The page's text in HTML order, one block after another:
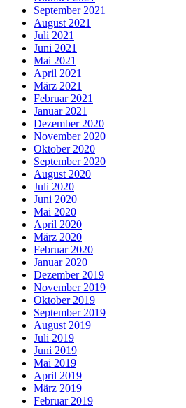
September 2021
August 2021
Juli 2021
Juni 2021
Mai 2021
April 2021
März 2021
Februar 2021
Januar 2021
Dezember 2020
November 2020
Oktober 2020
September 2020
August 2020
Juli 2020
Juni 2020
Mai 2020
April 2020
März 2020
Februar 2020
Januar 2020
Dezember 2019
November 2019
Oktober 2019
September 2019
August 2019
Juli 2019
Juni 2019
Mai 2019
April 2019
März 2019
Februar 2019